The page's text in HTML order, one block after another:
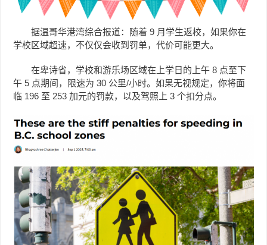
据温哥华港湾综合报道：随着 9 月学生返校，如果你在
学校区域超速，不仅仅会收到罚单，代价可能更大。
在卑诗省，学校和游乐场区域在上学日的上午 8 点至下
午 5 点期间，限速为 30 公里/小时。如果无视规定，你将面
临 196 至 253 加元的罚款，以及驾照上 3 个扣分点。